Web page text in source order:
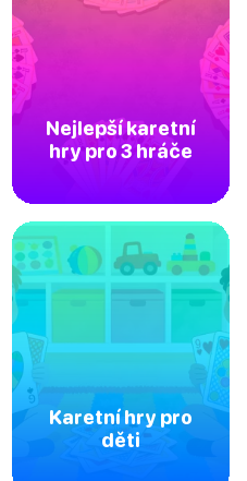
Nejlepší karetní
hry pro 3 hráče
Karetní hry pro
děti